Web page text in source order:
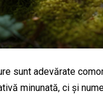
sunt adevărate
minunată, ci și